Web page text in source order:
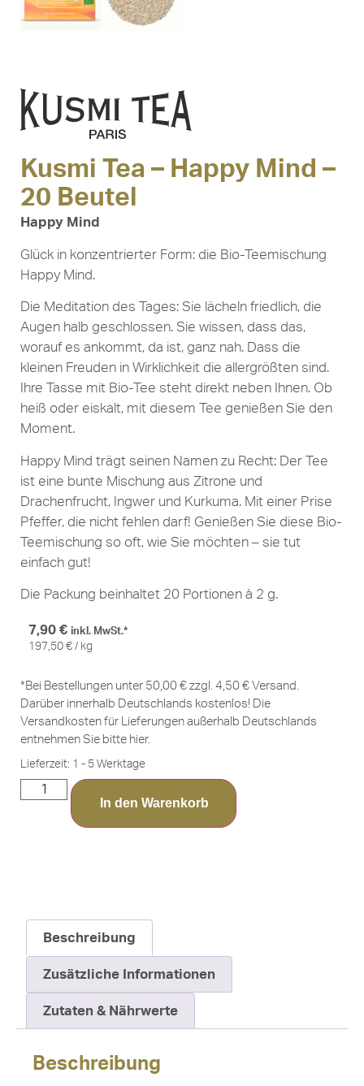
Kusmi Tea – Happy Mind –
20 Beutel
Happy Mind
Glück in konzentrierter Form: die Bio-Teemischung
Happy Mind.
Die Meditation des Tages: Sie lächeln friedlich, die
Augen halb geschlossen. Sie wissen, dass das,
worauf es ankommt, da ist, ganz nah. Dass die
kleinen Freuden in Wirklichkeit die allergrößten sind.
Ihre Tasse mit Bio-Tee steht direkt neben Ihnen. Ob
heiß oder eiskalt, mit diesem Tee genießen Sie den
Moment.
Happy Mind trägt seinen Namen zu Recht: Der Tee
ist eine bunte Mischung aus Zitrone und
Drachenfrucht, Ingwer und Kurkuma. Mit einer Prise
Pfeffer, die nicht fehlen darf! Genießen Sie diese Bio-
Teemischung so oft, wie Sie möchten – sie tut
einfach gut!
Die Packung beinhaltet 20 Portionen à 2 g.
7,90 € inkl. MwSt.*
197,50 € / kg
*Bei Bestellungen unter 50,00 € zzgl. 4,50 € Versand.
Darüber innerhalb Deutschlands kostenlos! Die
Versandkosten für Lieferungen außerhalb Deutschlands
entnehmen Sie bitte hier.
Lieferzeit: 1 - 5 Werktage
In den Warenkorb
Beschreibung
Zusätzliche Informationen
Zutaten & Nährwerte
Beschreibung